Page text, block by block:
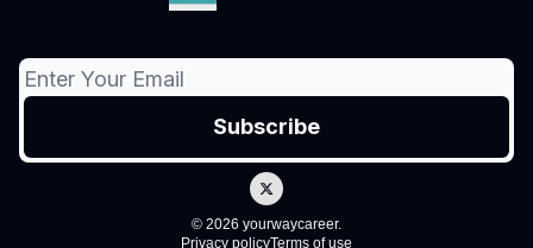
© 2026 yourwaycareer.
Privacy policyTerms of use